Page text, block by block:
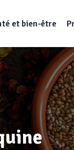
et bien-être